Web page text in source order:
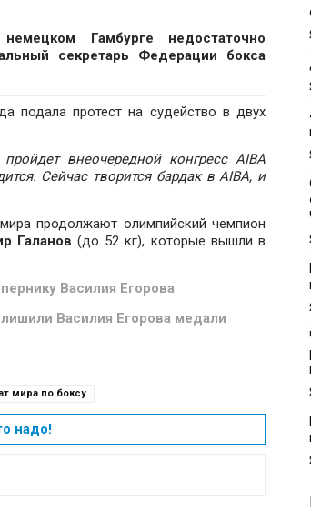
Гамбурге недостаточно
секретарь Федерации бокса
подала протест на судейство в двух
внеочередной конгресс AIBA
Сейчас творится бардак в AIBA, и
продолжают олимпийский чемпион
Галанов (до 52 кг), которые вышли в
Василия Егорова
Василия Егорова медали
мира по боксу
надо!